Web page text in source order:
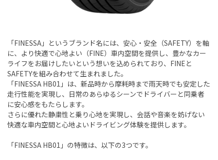
「FINESSA」というブランド名には、安心・安全（SAFETY）を軸
に、より快適で心地よい（FINE）車内空間を提供し、豊かなカー
ライフをお届けしたいという想いを込められており、FINEと
SAFETYを組み合わせて生まれました。
「FINESSA HB01」は、新品時から摩耗時まで雨天時でも安定した
走行性能を実現し、日常のあらゆるシーンでドライバーと同乗者
に安心感をもたらします。
さらに優れた静粛性と乗り心地を実現し、会話や音楽を妨げない
快適な車内空間と心地よいドライビング体験を提供します。
「FINESSA HB01」の特徴は、以下の3つです。